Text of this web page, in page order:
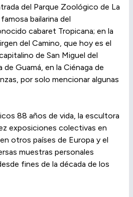
del Parque Zoológico de La
bailarina del
cabaret Tropicana; en la
del Camino, que hoy es el
de San Miguel del
de Guamá, en la Ciénaga de
por solo mencionar algunas
88 años de vida, la escultora
exposiciones colectivas en
otros países de Europa y el
muestras personales
fines de la década de los